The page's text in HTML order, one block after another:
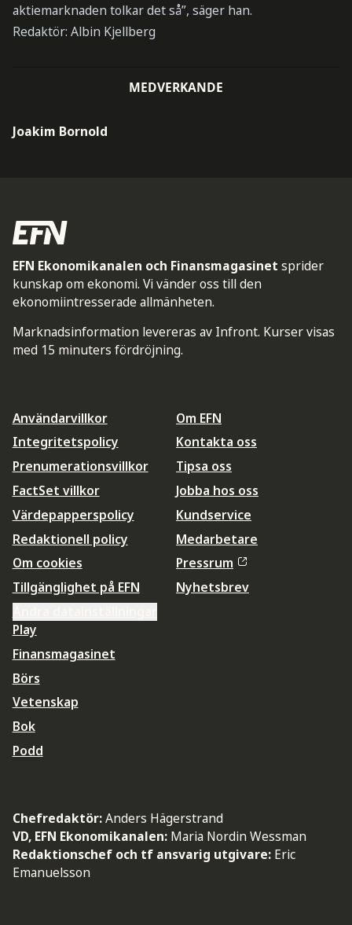
aktiemarknaden tolkar det så”, säger han.
Redaktör: Albin Kjellberg
MEDVERKANDE
Joakim Bornold
EFN Ekonomikanalen och Finansmagasinet sprider
kunskap om ekonomi. Vi vänder oss till den
ekonomiintresserade allmänheten.
Marknadsinformation levereras av Infront. Kurser visas
med 15 minuters fördröjning.
Användarvillkor
Integritetspolicy
Prenumerationsvillkor
FactSet villkor
Värdepapperspolicy
Redaktionell policy
Om cookies
Tillgänglighet på EFN
Om EFN
Kontakta oss
Tipsa oss
Jobba hos oss
Kundservice
Medarbetare
Pressrum
Nyhetsbrev
Play
Finansmagasinet
Börs
Vetenskap
Bok
Podd
Chefredaktör:Anders Hägerstrand
VD, EFN Ekonomikanalen: Maria Nordin Wessman
Redaktionschef och tf ansvarig utgivare: Eric
Emanuelsson